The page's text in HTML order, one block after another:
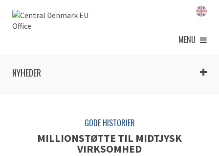
MENU
NYHEDER
GODE HISTORIER
MILLIONSTØTTE TIL MIDTJYSK
VIRKSOMHED